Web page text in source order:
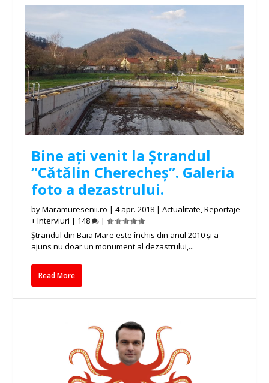
Bine ați venit la Ștrandul
”Cătălin Cherecheș”. Galeria
foto a dezastrului.
byMaramuresenii.ro |4 apr. 2018 |Actualitate,Reportaje
+ Interviuri | 148
|
Ștrandul din Baia Mare este închis din anul 2010 și a
ajuns nu doar un monument al dezastrului,...
Read More